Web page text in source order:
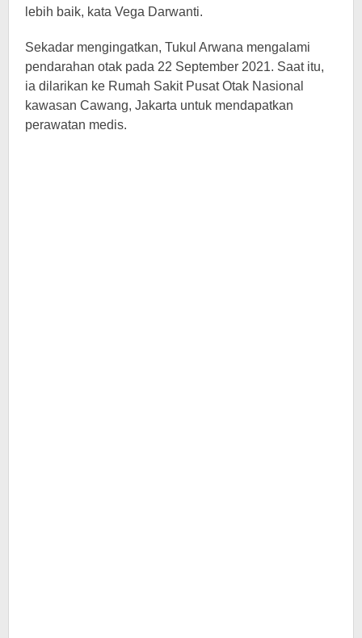
lebih baik, kata Vega Darwanti.
Sekadar mengingatkan, Tukul Arwana mengalami
pendarahan otak pada 22 September 2021. Saat itu,
ia dilarikan ke Rumah Sakit Pusat Otak Nasional
kawasan Cawang, Jakarta untuk mendapatkan
perawatan medis.